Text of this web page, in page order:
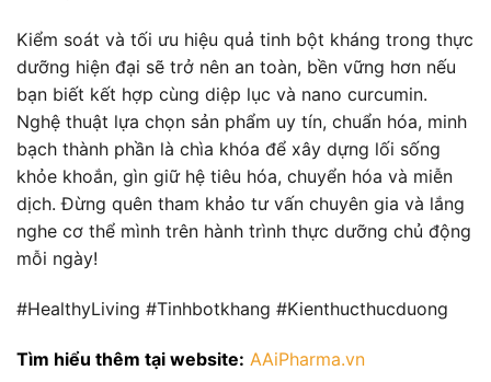
Kiểm soát và tối ưu hiệu quả tinh bột kháng trong thực
dưỡng hiện đại sẽ trở nên an toàn, bền vững hơn nếu
bạn biết kết hợp cùng diệp lục và nano curcumin.
Nghệ thuật lựa chọn sản phẩm uy tín, chuẩn hóa, minh
bạch thành phần là chìa khóa để xây dựng lối sống
khỏe khoắn, gìn giữ hệ tiêu hóa, chuyển hóa và miễn
dịch. Đừng quên tham khảo tư vấn chuyên gia và lắng
nghe cơ thể mình trên hành trình thực dưỡng chủ động
mỗi ngày!
#HealthyLiving #Tinhbotkhang #Kienthucthucduong
Tìm hiểu thêm tại website: AAiPharma.vn